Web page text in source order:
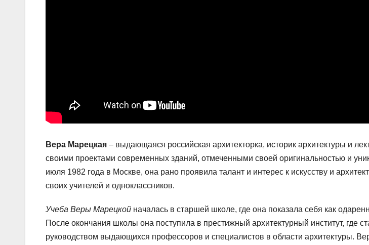
Вера Марецкая – выдающаяся российская архитекторка, историк архитектуры и
своими проектами современных зданий, отмеченными своей оригинальностью и
июля 1982 года в Москве, она рано проявила талант и интерес к искусству и
своих учителей и одноклассников.
Учеба Веры Марецкой началась в старшей школе, где она показала себя как
После окончания школы она поступила в престижный архитектурный институт, где
руководством выдающихся профессоров и специалистов в области архитектуры.